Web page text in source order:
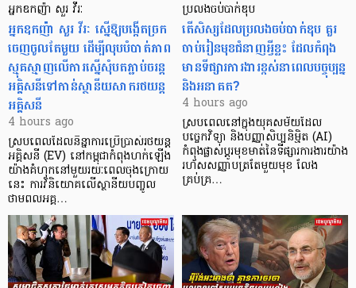
អ្នកឧកញ៉ា សួរ វីរៈ
អ្នកឧកញ៉ា សួរ វីរៈ ស្នើឱ្យបង្កើតច្រក
ចេញចូលតែមួយ ដើម្បីលុបបំបាត់ភាព
ស្មុគស្មាញលើការស្នើសុំបតភ្ជាប់ចរន្ត
អគ្គិសនីទៅកាន់ស្ថានីយសាករថយន្ត
អគ្គិសនី
4 hours ago
ស្របពេលដែលនិន្នាការប្រើប្រាស់រថយន្ត
អគ្គិសនី (EV) នៅកម្ពុជាកំពុងហក់ឡើង
យ៉ាងគំហុកនៅមួយរយៈពេលចុងក្រោយ
នេះ ការវិនិយោគលើស្ថានីយបញ្ចូល
ថាមពលអគ្គ…
ប្រលងចប់បាក់ឌុប
តើសិស្សដែលប្រលងចប់បាក់ឌុប គួរ
ចាប់រៀនមុខជំនាញអ្វីខ្លះ ដែលកំពុង
មានទីផ្សារការងារខ្ពស់នាពេលបច្ចុប្បន្ន
និងអនាគត?
4 hours ago
ស្របពេលនៅក្នុងយុគសម័យដែល
បច្ចេកវិទ្យា និងបញ្ញាសិប្បនិម្មិត (AI)
កំពុងផ្លាស់ប្តូរមុខមាត់នៃទីផ្សារការងារយ៉ាង
រហ័សសញ្ញាបត្រតែមួយមុខ លែង
គ្រប់គ្រ…